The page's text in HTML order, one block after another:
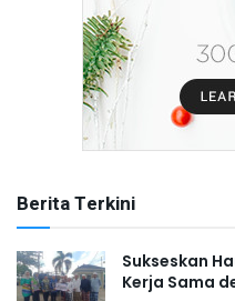
Berita Terkini
Sukseskan
Kerja Sama